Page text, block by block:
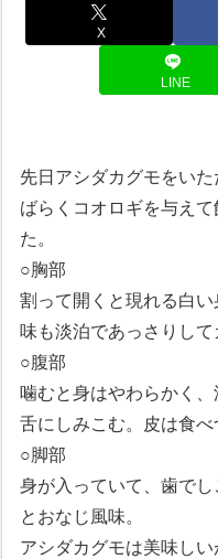
X
LINE
先日アシダカグモをい
ばらくコオロギを与え
た。
○胸部
割って開くと現れる白
味も淡泊であっさりして
○腹部
噛むと身はやわらかく
舌にしみこむ。皮は食べ
○脚部
身が入っていて、歯で
とおなじ風味。
アシダカグモは美味し